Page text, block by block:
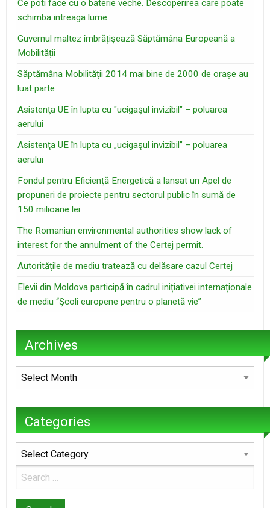
Ce poti face cu o baterie veche. Descoperirea care poate
schimba intreaga lume
Guvernul maltez îmbrățișează Săptămâna Europeană a
Mobilității
Săptămâna Mobilității 2014 mai bine de 2000 de orașe au
luat parte
Asistenţa UE în lupta cu "ucigaşul invizibil" – poluarea
aerului
Asistenţa UE în lupta cu „ucigaşul invizibil” – poluarea
aerului
Fondul pentru Eficienţă Energetică a lansat un Apel de
propuneri de proiecte pentru sectorul public în sumă de
150 milioane lei
The Romanian environmental authorities show lack of
interest for the annulment of the Certej permit.
Autoritățile de mediu tratează cu delăsare cazul Certej
Elevii din Moldova participă în cadrul inițiativei internaționale
de mediu “Şcoli europene pentru o planetă vie”
Archives
Archives
Categories
Categories